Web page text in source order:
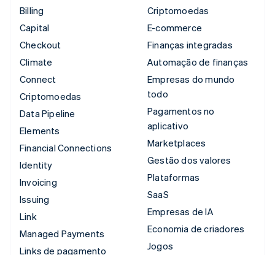
Billing
Capital
Checkout
Climate
Connect
Criptomoedas
Data Pipeline
Elements
Financial Connections
Identity
Invoicing
Issuing
Link
Managed Payments
Links de pagamento
Criptomoedas
E-commerce
Finanças integradas
Automação de finanças
Empresas do mundo
todo
Pagamentos no
aplicativo
Marketplaces
Gestão dos valores
Plataformas
SaaS
Empresas de IA
Economia de criadores
Jogos